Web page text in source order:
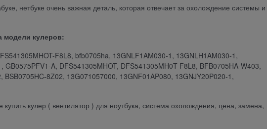
нетбуке очень важная деталь, которая отвечает за охолождение системы и
модели кулеров:
F8L8, bfb0705ha, 13GNLF1AM030-1, 13GNLH1AM030-1,
GB0575PFV1-A, DFS541305MHOT, DFS541305MH0T F8L8, BFB0705HA-W403,
BSB0705HC-8Z02, 13G071057000, 13GNF01AP080, 13GNJY20P020-1,
купить кулер ( вентилятор ) для ноутбука, система охолождения, цена, замена,